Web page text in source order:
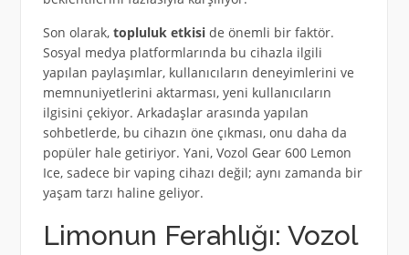
Son olarak, topluluk etkiside önemli bir faktör.
Sosyal medya platformlarında bu cihazla ilgili
yapılan paylaşımlar, kullanıcıların deneyimlerini ve
memnuniyetlerini aktarması, yeni kullanıcıların
ilgisini çekiyor. Arkadaşlar arasında yapılan
sohbetlerde, bu cihazın öne çıkması, onu daha da
popüler hale getiriyor. Yani, Vozol Gear 600 Lemon
Ice, sadece bir vaping cihazı değil; aynı zamanda bir
yaşam tarzı haline geliyor.
Limonun Ferahlığı: Vozol